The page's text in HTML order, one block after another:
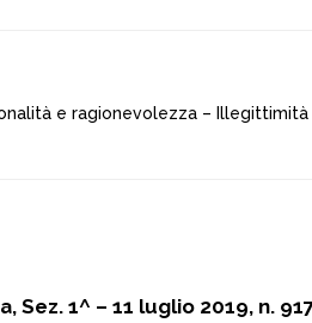
e ragionevolezza –
Sez. 1^ – 11 luglio 2019, n.